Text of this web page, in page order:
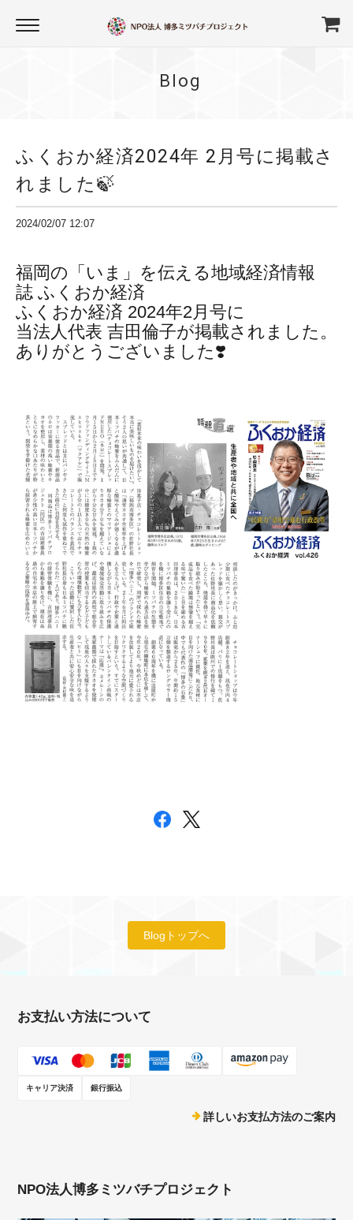
Blog
ふくおか経済2024年 2月号に掲載さ
れました🍃
2024/02/07 12:07
福岡の「いま」を伝える地域経済情報
誌 ふくおか経済
ふくおか経済 2024年2月号に
当法人代表 吉田倫子が掲載されました。
ありがとうございました❣️
Blogトップへ
お支払い方法について
キャリア決済 銀行振込
詳しいお支払方法のご案内
NPO法人博多ミツバチプロジェクト